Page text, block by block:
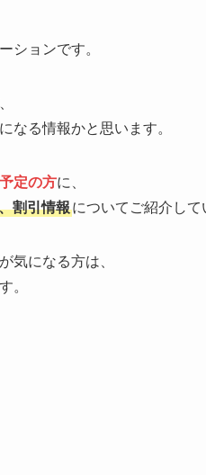
ションです。
なる情報かと思います。
定の方に、
割引情報についてご紹介して
気になる方は、
。